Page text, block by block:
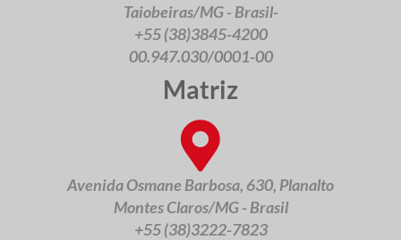
Taiobeiras/MG - Brasil-
+55 (38)3845-4200
00.947.030/0001-00
Matriz
Avenida Osmane Barbosa, 630, Planalto
Montes Claros/MG - Brasil
+55 (38)3222-7823